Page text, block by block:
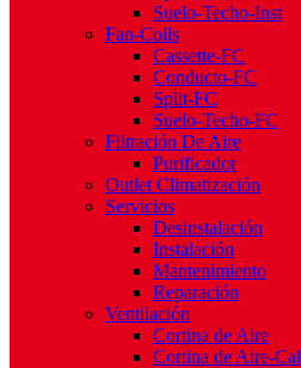
Suelo-Techo-Inst
Fan-Coils
Cassette-FC
Conducto-FC
Split-FC
Suelo-Techo-FC
Filtración De Aire
Purificador
Outlet Climatización
Servicios
Desinstalación
Instalación
Mantenimiento
Reparación
Ventilación
Cortina de Aire
Cortina de Aire-Cal